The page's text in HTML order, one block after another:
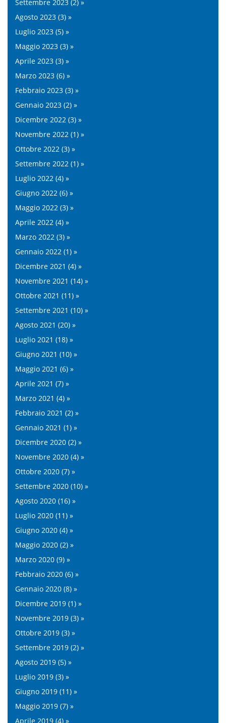
Settembre 2023 (2) »
Agosto 2023 (3) »
Luglio 2023 (5) »
Maggio 2023 (3) »
Aprile 2023 (3) »
Marzo 2023 (6) »
Febbraio 2023 (3) »
Gennaio 2023 (2) »
Dicembre 2022 (3) »
Novembre 2022 (1) »
Ottobre 2022 (3) »
Settembre 2022 (1) »
Luglio 2022 (4) »
Giugno 2022 (6) »
Maggio 2022 (3) »
Aprile 2022 (4) »
Marzo 2022 (3) »
Gennaio 2022 (1) »
Dicembre 2021 (4) »
Novembre 2021 (14) »
Ottobre 2021 (11) »
Settembre 2021 (10) »
Agosto 2021 (20) »
Luglio 2021 (18) »
Giugno 2021 (10) »
Maggio 2021 (6) »
Aprile 2021 (7) »
Marzo 2021 (4) »
Febbraio 2021 (2) »
Gennaio 2021 (1) »
Dicembre 2020 (2) »
Novembre 2020 (4) »
Ottobre 2020 (7) »
Settembre 2020 (10) »
Agosto 2020 (16) »
Luglio 2020 (11) »
Giugno 2020 (4) »
Maggio 2020 (2) »
Marzo 2020 (9) »
Febbraio 2020 (6) »
Gennaio 2020 (8) »
Dicembre 2019 (1) »
Novembre 2019 (3) »
Ottobre 2019 (3) »
Settembre 2019 (2) »
Agosto 2019 (5) »
Luglio 2019 (3) »
Giugno 2019 (11) »
Maggio 2019 (7) »
Aprile 2019 (4) »